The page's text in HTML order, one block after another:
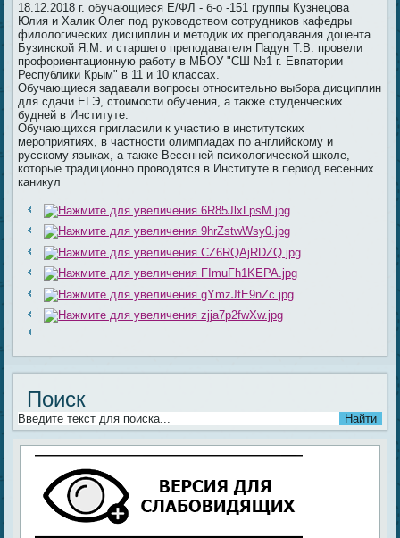
18.12.2018 г. обучающиеся Е/ФЛ - б-о -151 группы Кузнецова
Юлия и Халик Олег под руководством сотрудников кафедры
филологических дисциплин и методик их преподавания доцента
Бузинской Я.М. и старшего преподавателя Падун Т.В. провели
профориентационную работу в МБОУ "СШ №1 г. Евпатории
Республики Крым" в 11 и 10 классах.
Обучающиеся задавали вопросы относительно выбора дисциплин
для сдачи ЕГЭ, стоимости обучения, а также студенческих
будней в Институте.
Обучающихся пригласили к участию в институтских
мероприятиях, в частности олимпиадах по английскому и
русскому языках, а также Весенней психологической школе,
которые традиционно проводятся в Институте в период весенних
каникул
Поиск